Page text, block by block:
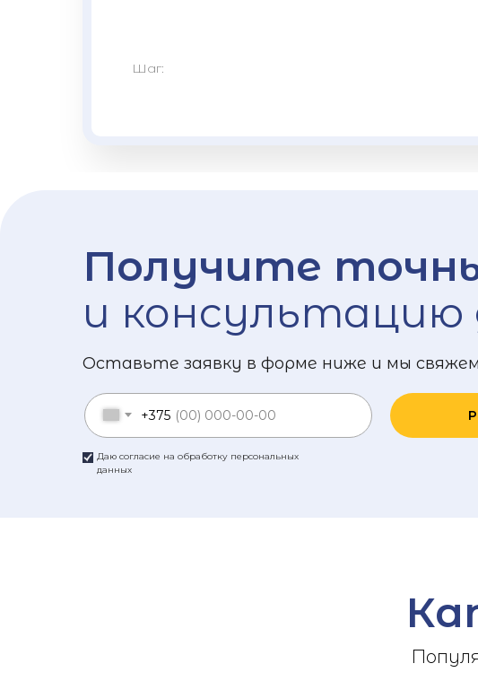
Шаг:
Получите
и консультацию
Оставьте заявку в форме ниже и мы
Даю согласие на обработку персональных
данных
+375